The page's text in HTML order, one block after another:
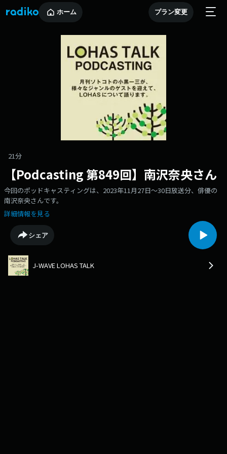
ホーム プラン変更
21分
【Podcasting 第849回】南沢奈央さん
今回のポッドキャスティングは、2023年11月27日〜30日放送分、俳優の
南沢奈央さんです。
詳細情報を見る
シェア
J-WAVE LOHAS TALK